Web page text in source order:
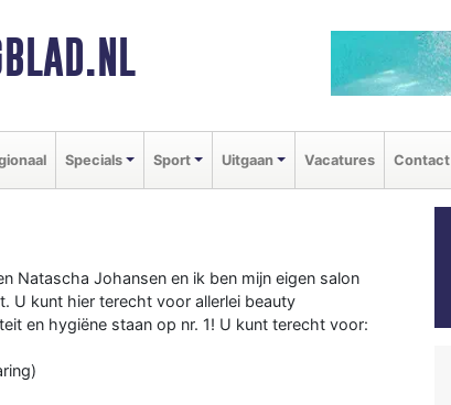
Specials Sport Uitgaan Vacatures Contact
Natascha Johansen en ik ben mijn eigen salon
U kunt hier terecht voor allerlei beauty
en hygiëne staan op nr. 1! U kunt terecht voor: